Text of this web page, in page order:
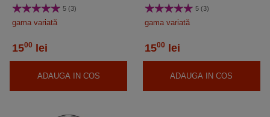
5 (3)
gama variată
1500 lei
ADAUGA IN COS
5 (3)
gama variată
1500 lei
ADAUGA IN COS